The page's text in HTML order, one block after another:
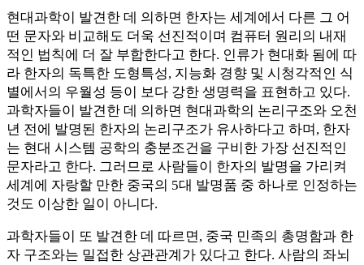
현대과학이 발견한 데 의하면 한자는 세계에서 다른 그 어
떤 문자와 비교해도 더욱 선진적이며 컴퓨터 원리의 내재
적인 법칙에 더 잘 부합한다고 한다. 인류가 현대화 됨에 따
라 한자의 독특한 도형특성, 지능화 경향 및 시청각적인 식
별에서의 우월성 등이 보다 강한 생명력을 표현하고 있다.
과학자들이 발견한 데 의하면 현대과학의 논리구조와 오천
년 전에 발명된 한자의 논리구조가 유사하다고 하며, 한자
는 현대 시스템 공학의 충분조건을 구비한 가장 선진적인
문자라고 한다. 그러므로 사람들이 한자의 발명을 가리켜
세계에 자랑할 만한 중국의 5대 발명품 중 하나로 인정하는
것도 이상한 일이 아니다.
과학자들이 또 발견한 데 따르면, 중국 민족의 총명함과 한
자 구조와는 밀접한 상관관계가 있다고 한다. 사람의 좌뇌